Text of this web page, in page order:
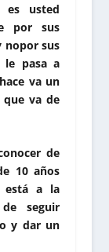
es usted
por sus
nopor sus
le pasa a
va un
va de
de
10 años
está a la
seguir
y dar un